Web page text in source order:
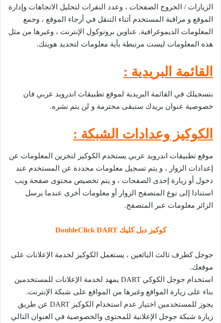
الزيارات / الخروج الصفحات ، وعدد النقرات لتحليل الاتجاهات وإدارة
الموقع و مراقبة المستخدم أثناء التنقل في أرجاء الموقع ، وجمع
المعلومات الديموغرافية. عناوين بروتوكول الإنترنت ، وغيرها من مثل
هذه المعلومات ليست مرتبطة بأية معلومات لتحديد هويتك.
القائمة البريدية :
بتسجيلك في القائمة البريدية لموقع تطبيقات اندرويد عربي فان
خصوصية عنوان بريدك ستبقى محترمة و لن يتم نشره.
الكوكيز وعدادات الشبكة :
موقع تطبيقات اندرويد عربي يستخدم الكوكيز لتخزين المعلومات عن
إعدادات الزوار ، و يتم تسجيل معلومات محددة عن المستخدم عند
دخول أو زيارة إحدى الصفحات ، و يتم تخصيص محتوى صفحة ويب
استنادا إلى نوع المتصفح الزوار أو معلومات أخرى عندما يرسل
الزائر معلومات عبر المتصفح.
كوكيز دبل كليكDoubleClick DART
جوجل كطرف ثالث البائعين ، يستعمل الكوكيز لخدمة الإعلانات على
موقعك.
استخدام جوجل الكوكي DART يمهد لخدمة الإعلانات للمستخدمين
بناء على زيارة المواقع وغيرها من المواقع على شبكة الإنترنت.
يجوز للمستخدمين اختيار عدم استخدام الكوكيز DART عن طريق
زيارة شبكة جوجل الإعلانية للمحتوى والخصوصية في العنوان التالي